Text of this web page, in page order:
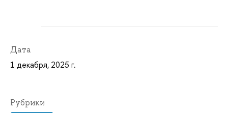
Дата
1 декабря, 2025 г.
Рубрики